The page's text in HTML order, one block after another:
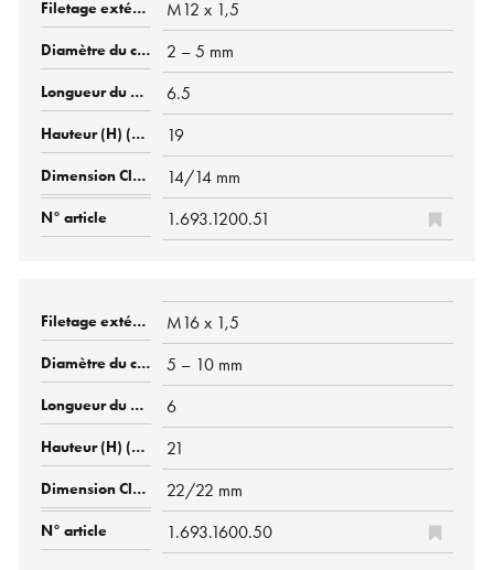
M12 x 1,5
2 – 5 mm
6.5
19
14/14 mm
1.693.1200.51
M16 x 1,5
5 – 10 mm
6
21
22/22 mm
1.693.1600.50